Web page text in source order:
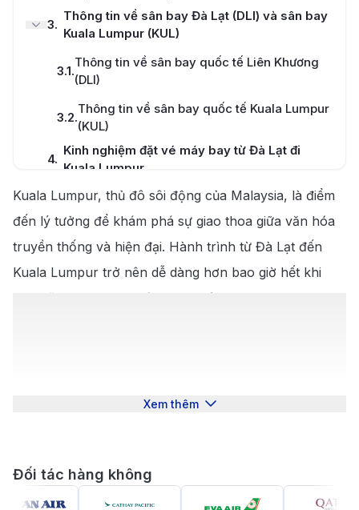
3.
Thông tin về sân bay Đà Lạt (DLI) và sân bay
Kuala Lumpur (KUL)
3.1.
Thông tin về sân bay quốc tế Liên Khương
(DLI)
3.2.
Thông tin về sân bay quốc tế Kuala Lumpur
(KUL)
4.
Kinh nghiệm đặt vé máy bay từ Đà Lạt đi
Kuala Lumpur
5.
Cẩm nang du lịch Kuala Lumpur cùng 190
5.1.Thời điểm lý tưởng để du lịch Kuala Lumpur
5.2.Tham quan các địa điểm nổi tiếng
Kuala Lumpur, thủ đô sôi động của Malaysia, là điểm
đến lý tưởng để khám phá sự giao thoa giữa văn hóa
truyền thống và hiện đại. Hành trình từ Đà Lạt đến
Kuala Lumpur trở nên dễ dàng hơn bao giờ hết khi
bạn đặt
vé máy bay từ Đà Lạt đi Kuala Lumpur
đôi Petronas, phố ẩm thực Jalan Alor, và nhiều địa
Kuala Lumpur, thủ đô của Malaysia, là một thành phố
Xem thêm
Đối tác hàng không